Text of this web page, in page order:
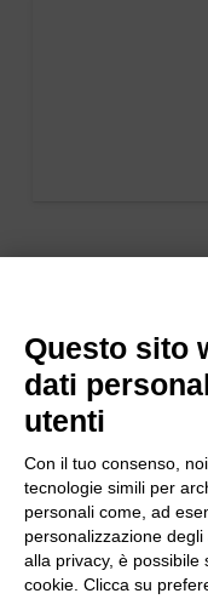
Questo sito
dati
utenti
Con il tuo consenso,
tecnologie simili per
personali come, ad
personalizzazione
alla privacy, è possibile
cookie. Clicca su